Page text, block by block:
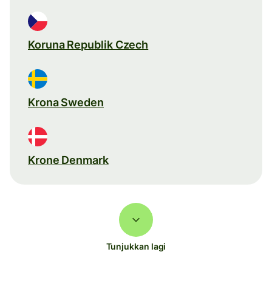
Koruna Republik Czech
Krona Sweden
Krone Denmark
Tunjukkan lagi